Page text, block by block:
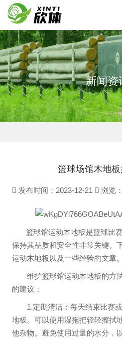
NEWS新闻资
篮球场馆木地板
发布时间：2023-12-21 浏览：
篮球馆运动木地板是篮球比赛
保持其品质和安全性非常关键。
运动木地板以及一些经验的文章。
维护篮球馆运动木地板的方法
的建议：
1.定期清洁：每天结束比赛或
地板。可以使用湿拖把轻轻擦拭
他杂物。避免使用过量的水分，